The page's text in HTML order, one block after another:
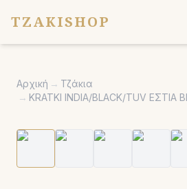
TZAKISHOP
Σόμπες
Κήπος
Εκκλησιαστικά
Αρχική → Τζάκια
→ KRATKI INDIA/BLACK/TUV